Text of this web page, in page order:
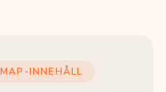
INNEHÅLL